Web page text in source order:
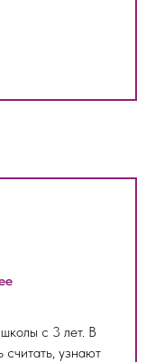
с 3 лет. В
считать, узнают